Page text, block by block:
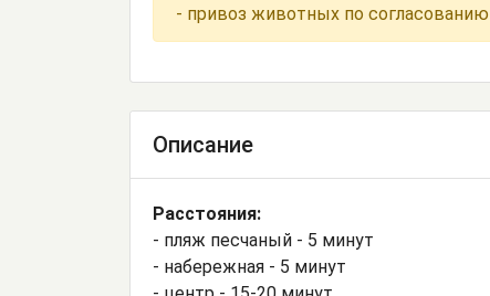
- привоз животных по согласованию
Описание
Расстояния:
- пляж песчаный - 5 минут
- набережная - 5 минут